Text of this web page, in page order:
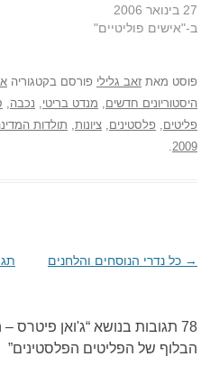
27 בינואר 2006
ב-"אישים פוליטיים"
פוסט מאת זאב גלילי פורסם בקטגוריה
היסטוריונים חדשים
מנדט בריטי נכבה
פליטים פלסטינים ציונות תולדות
2009
ניווט
→ כל נדרי הנוסחים והלחנים
78 תגובות בנושא “
ג'ואן פיטרס
הבלוף של הפליטים הפלסטינים”